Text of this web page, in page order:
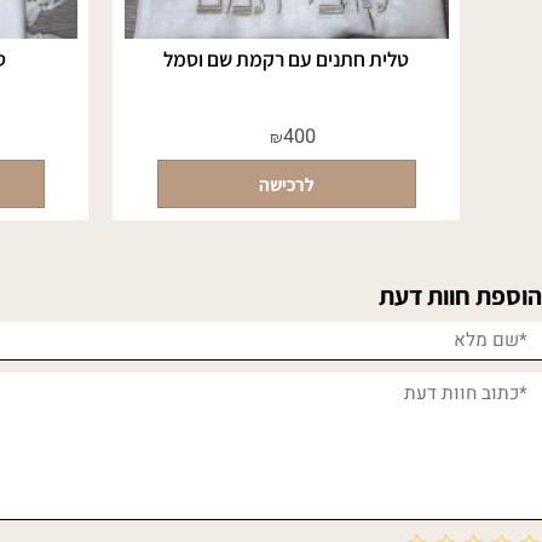
טלית חתנים עם רקמת שם וסמל
₪400
דעת